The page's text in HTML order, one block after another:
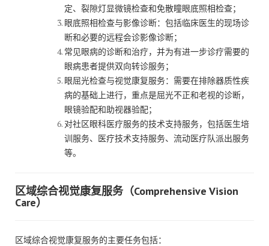
定、裂隙灯显微镜检查和免散瞳眼底照相检查；
眼底照相检查与影像诊断：包括临床医生的现场诊
断和必要的远程会诊影像诊断；
常见眼病的诊断和治疗，并为有进一步诊疗需要的
眼病患者提供双向转诊服务；
眼屈光检查与视觉康复服务：需要在排除器质性疾
病的基础上进行，重点是屈光不正和老视的诊断，
眼镜验配和助视器验配；
对社区眼科医疗服务的技术支持服务，包括医生培
训服务、医疗技术支持服务、流动医疗队派出服务
等。
区域综合视觉康复服务（Comprehensive Vision
Care）
区域综合视觉康复服务的主要任务包括：